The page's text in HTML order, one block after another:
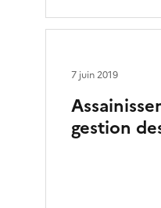
gestion
7 juin 2019